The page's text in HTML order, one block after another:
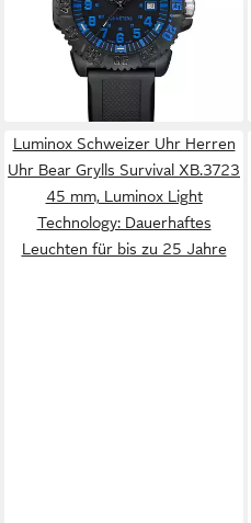
lieferbar - in 2-3 Werktagen bei dir
Luminox Schweizer Uhr Herren
Uhr Bear Grylls Survival XB.3723
45 mm, Luminox Light
Technology: Dauerhaftes
Leuchten für bis zu 25 Jahre